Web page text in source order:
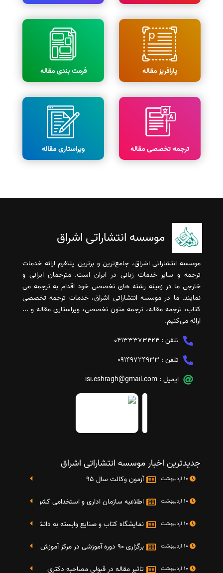
پارافریز مقاله فرمت بندی مقاله
ترجمه تخصصی مقاله ویراستاری مقاله
موسسه انتشاراتی اشراق
موسسه انتشاراتی اشراق، جامع‌ترین و برترین پلتفرم ارائه خدمات
ترجمه و سایر خدمات زبانی در ایران است. مترجمان ایرانی و
خارجی ما در زمینه رشته های تخصصی خود اقدام به ترجمه می
نمایند. ما در موسسه انتشاراتی اشراق، خدمات ترجمه تخصصی
کتاب، ترجمه مقاله، ترجمه متون تخصصی، ویراستاری مقاله و ...
ارائه می‌کنیم.
تلفن : 04133373424
تلفن : 09149724933
ایمیل : isi.eshragh@gmail.com
جدیدترین اخبار موسسه انتشاراتی اشراق
آزمون وکالت سال 95
اطلاعیه سازمان اداری و استخدامی کشور در خصوص
نمایشگاه کتاب و صنایع وابسته به دانشگاه صنعتی شریف 4 الی 8 مهر
برگزاری 90 دوره آموزشی در مرکز آموزش فرهنگی دانشگاه علامه
تاثیر مقاله در قبولی مصاحبه دکتری